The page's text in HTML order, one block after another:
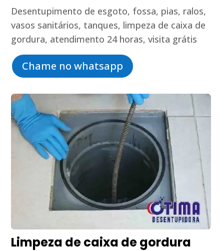
Desentupimento de esgoto, fossa, pias, ralos,
vasos sanitários, tanques, limpeza de caixa de
gordura, atendimento 24 horas, visita grátis
Chame no whatsapp
Limpeza de caixa de gordura